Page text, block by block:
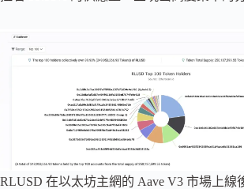
RLUSD 在以太坊主網的 Aave V3 市場上線